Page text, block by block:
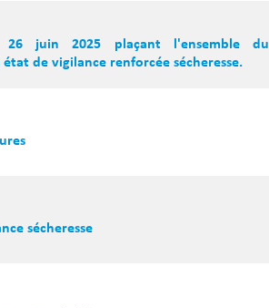
juin 2025 plaçant l'ensemble du
de vigilance renforcée sécheresse.
sécheresse